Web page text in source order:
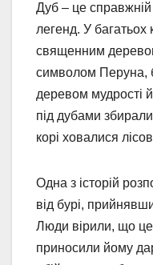
Дуб – це
легенд. У багатьох
священним
символом Перуна,
деревом мудрості
під дубами
корі ховалися
Одна з історій
від бурі,
Люди вірили, що це
приносили йому